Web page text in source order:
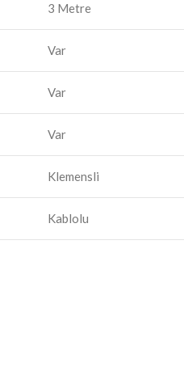
3 Metre
Var
Var
Var
Klemensli
Kablolu